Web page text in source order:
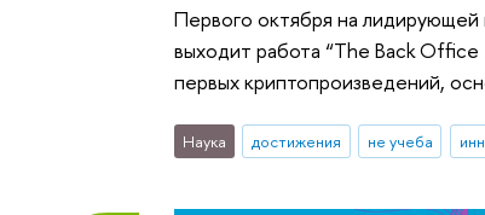
Первого октября на лидирующей
выходит работа “The Back
первых криптопроизведений,
Наука достижения не учеба